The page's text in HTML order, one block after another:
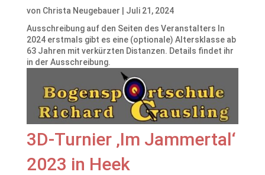
von Christa Neugebauer
Juli 21, 2024
Ausschreibung auf den Seiten des Veranstalters In
2024 erstmals gibt es eine (optionale) Altersklasse ab
63 Jahren mit verkürzten Distanzen. Details findet ihr
in der Ausschreibung.
3D-Turnier ‚Im Jammertal‘
2023 in Heek